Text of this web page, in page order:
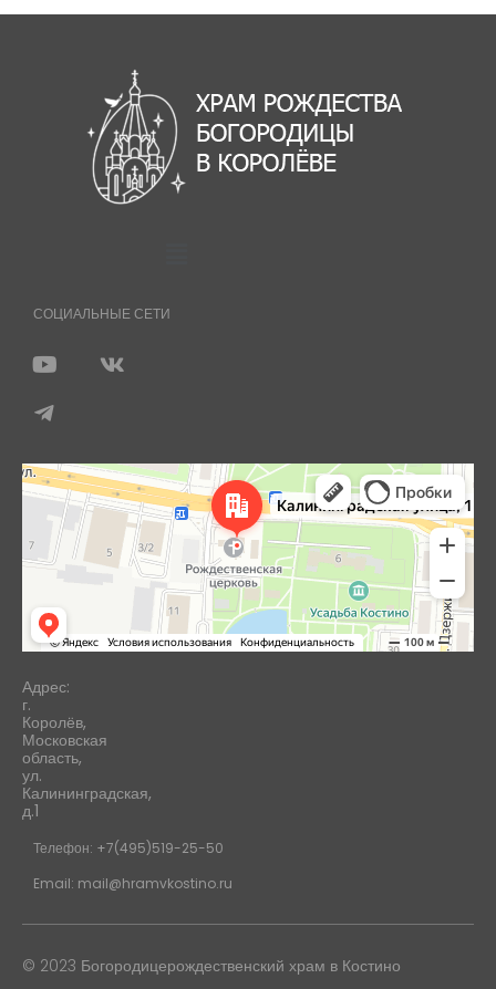
СОЦИАЛЬНЫЕ СЕТИ
Королёв
Яндекс Карты — транспорт, навигация, поиск мест
Адрес:
г.
Королёв,
Московская
область,
ул.
Калининградская,
д.1
Телефон: +7(495)519-25-50
Email: mail@hramvkostino.ru
© 2023 Богородицерождественский храм в Костино